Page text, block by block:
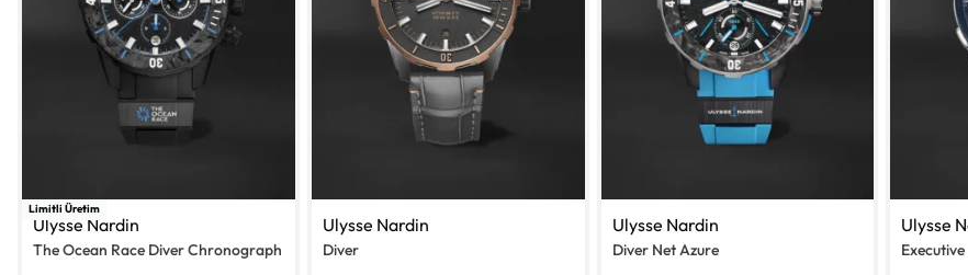
Limitli Üretim
Ulysse Nardin
The Ocean Race Diver Chronograph
Ulysse Nardin
Diver
Ulysse Nardin
Diver Net Azure
Ulysse